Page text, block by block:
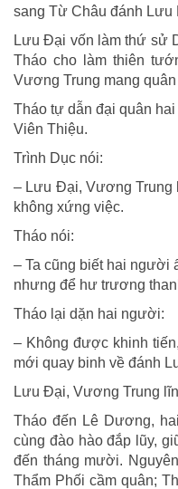
sang Từ Châu đánh Lưu
Lưu Đại vốn làm thứ sử
Tháo cho làm thiên
Vương Trung mang
Tháo tự dẫn đại quân
Viên Thiệu.
Trình Dục nói:
– Lưu Đại, Vương
không xứng việc.
Tháo nói:
– Ta cũng biết hai người
nhưng để hư trương
Tháo lại dặn hai người:
– Không được khinh
mới quay binh về đánh
Lưu Đại, Vương Trung
Tháo đến Lê Dương,
cùng đào hào đắp lũy,
đến tháng mười.
Thẩm Phối cầm quân;